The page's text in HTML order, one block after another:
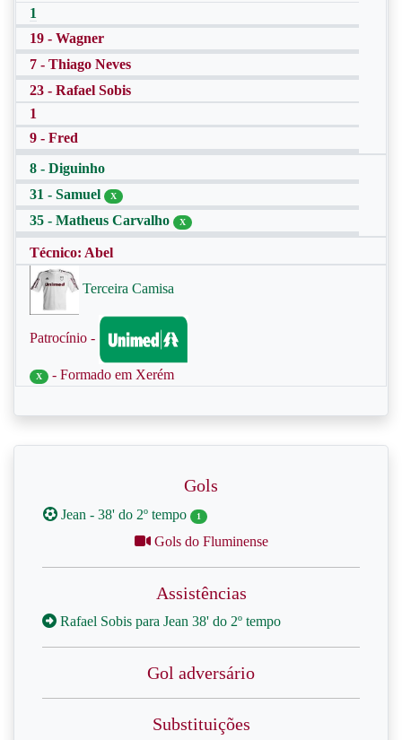
1
19 - Wagner
7 - Thiago Neves
23 - Rafael Sobis
1
9 - Fred
8 - Diguinho
31 - Samuel
X
35 - Matheus Carvalho X
Técnico: Abel
Terceira Camisa
Patrocínio -
X - Formado em Xerém
Gols
Jean - 38' do 2º tempo 1
Gols do Fluminense
Assistências
Rafael Sobis para Jean 38' do 2º tempo
Gol adversário
Substituições